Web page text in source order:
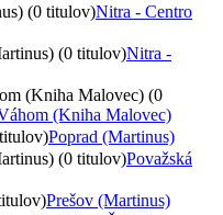
(0 titulov)Nitra - Centro
(0 titulov)Nitra -
(Kniha Malovec) (0
(Kniha Malovec)
Poprad (Martinus)
(0 titulov)Považská
Prešov (Martinus)